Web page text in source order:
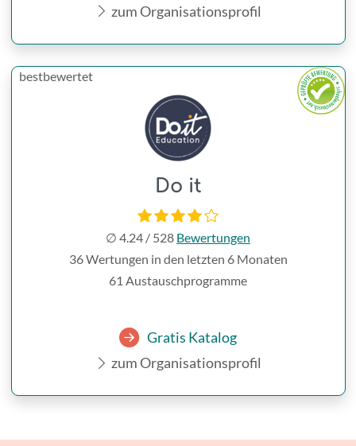
zum Organisationsprofil
bestbewertet
Do it
∅ 4.24 / 528 Bewertungen
36 Wertungen in den letzten 6 Monaten
61 Austauschprogramme
Gratis Katalog
zum Organisationsprofil